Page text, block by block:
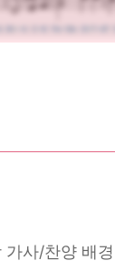
가사/찬양 배경